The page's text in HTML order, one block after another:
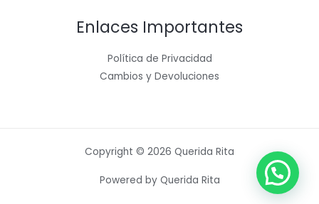
Enlaces Importantes
Política de Privacidad
Cambios y Devoluciones
Copyright © 2026 Querida Rita
Powered by Querida Rita